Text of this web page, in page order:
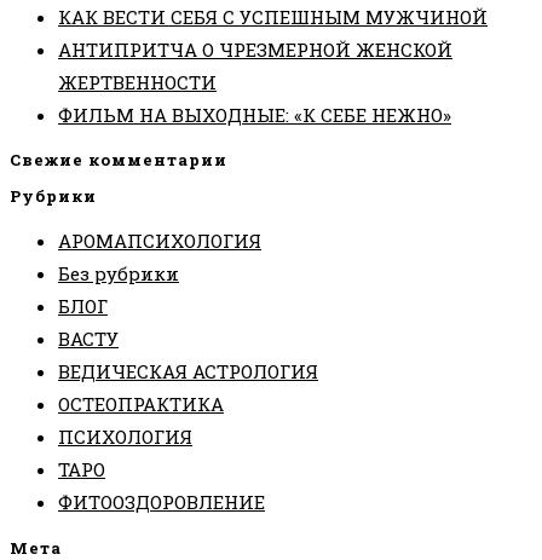
КАК ВЕСТИ СЕБЯ С УСПЕШНЫМ МУЖЧИНОЙ
АНТИПРИТЧА О ЧРЕЗМЕРНОЙ ЖЕНСКОЙ
ЖЕРТВЕННОСТИ
ФИЛЬМ НА ВЫХОДНЫЕ: «К СЕБЕ НЕЖНО»
Свежие комментарии
Рубрики
АРОМАПСИХОЛОГИЯ
Без рубрики
БЛОГ
ВАСТУ
ВЕДИЧЕСКАЯ АСТРОЛОГИЯ
ОСТЕОПРАКТИКА
ПСИХОЛОГИЯ
ТАРО
ФИТООЗДОРОВЛЕНИЕ
Мета